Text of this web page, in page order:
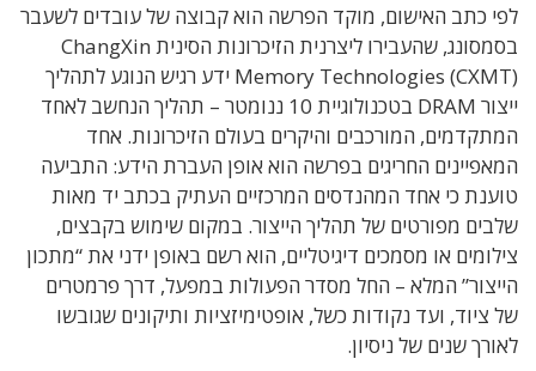
לפי כתב האישום, מוקד הפרשה הוא קבוצה של עובדים לשעבר
בסמסונג, שהעבירו ליצרנית הזיכרונות הסינית ChangXin
Memory Technologies (CXMT) ידע רגיש הנוגע לתהליך
ייצור DRAM בטכנולוגיית 10 ננומטר – תהליך הנחשב לאחד
המתקדמים, המורכבים והיקרים בעולם הזיכרונות. אחד
המאפיינים החריגים בפרשה הוא אופן העברת הידע: התביעה
טוענת כי אחד המהנדסים המרכזיים העתיק בכתב יד מאות
שלבים מפורטים של תהליך הייצור. במקום שימוש בקבצים,
צילומים או מסמכים דיגיטליים, הוא רשם באופן ידני את “מתכון
הייצור” המלא – החל מסדר הפעולות במפעל, דרך פרמטרים
של ציוד, ועד נקודות כשל, אופטימיזציות ותיקונים שגובשו
לאורך שנים של ניסיון.